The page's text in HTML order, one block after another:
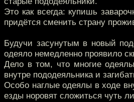
Это как всегда: купишь
придётся сменить страну
Будучи засунутым в новый
одеяло немедленно проявило
Дело в том, что многие
внутре пододеяльника и
Особо наглые одеялы в ходе
езды норовят сложиться чуть